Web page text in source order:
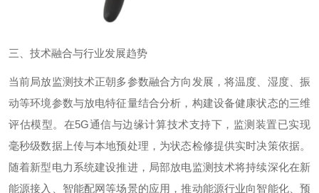
三、技术融合与行业发展趋势
当前局放监测技术正朝多参数融合方向发展，将温度、湿度、振
动等环境参数与放电特征量结合分析，构建设备健康状态的三维
评估模型。在5G通信与边缘计算技术支持下，监测装置已实现
毫秒级数据上传与本地预处理，为状态检修提供实时决策依据。
随着新型电力系统建设推进，局部放电监测技术将持续深化在新
能源接入、智能配网等场景的应用，推动能源行业向智能化、预